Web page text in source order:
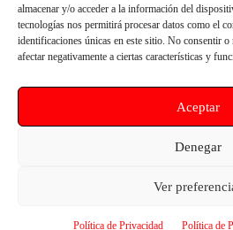
almacenar y/o acceder a la información del
tecnologías nos permitirá procesar datos como el
identificaciones únicas en este sitio. No consentir
afectar negativamente a ciertas características y
Aceptar
Denegar
Ver
Política de Privacidad Política de
El Gobierno de PP y Vox
eliminan los Puntos Violeta a
en delitos contra la libertad
El